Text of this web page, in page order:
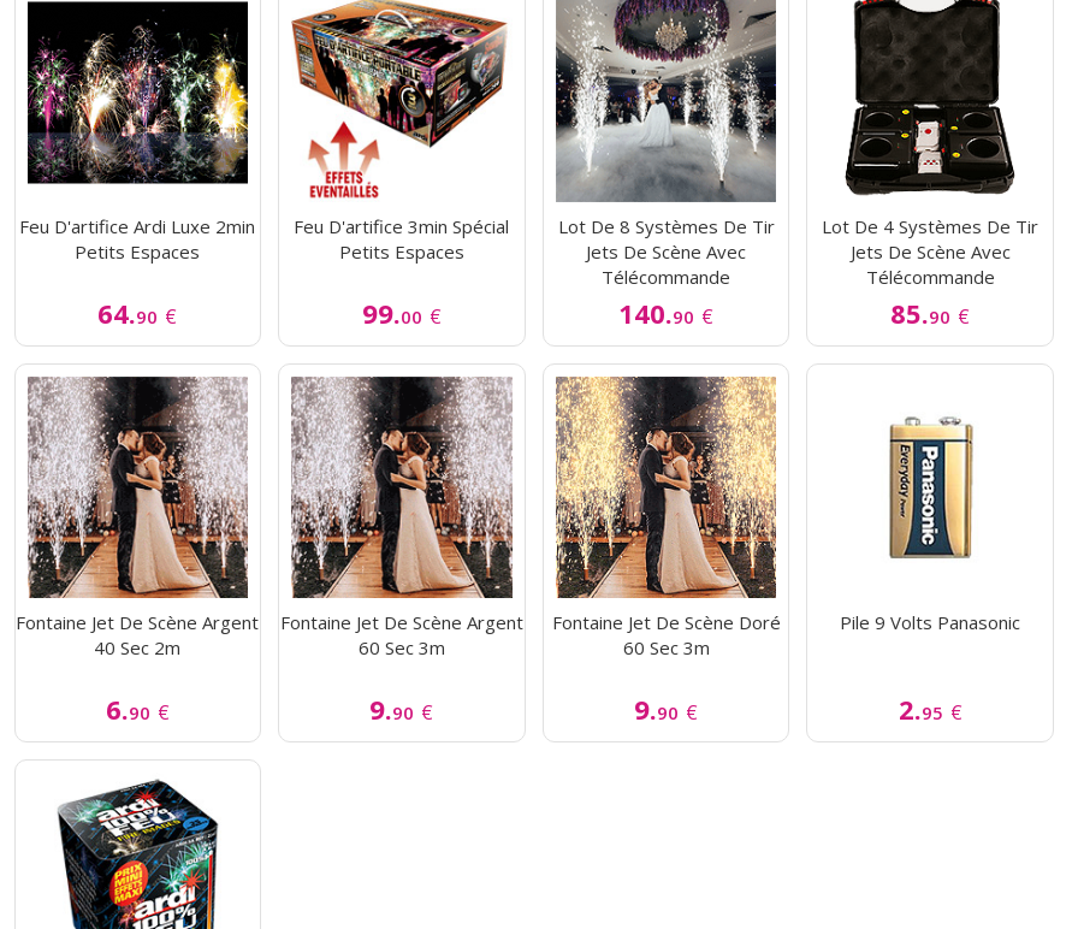
Feu D'artifice Ardi Luxe 2min
Petits Espaces
64.90 €
Feu D'artifice 3min Spécial
Petits Espaces
99.00 €
Lot De 8 Systèmes De Tir
Jets De Scène Avec
Télécommande
140.90 €
Lot De 4 Systèmes De Tir
Jets De Scène Avec
Télécommande
85.90 €
Fontaine Jet De Scène Argent
40 Sec 2m
6.90 €
Fontaine Jet De Scène Argent
60 Sec 3m
9.90 €
Fontaine Jet De Scène Doré
60 Sec 3m
9.90 €
Pile 9 Volts Panasonic
2.95 €